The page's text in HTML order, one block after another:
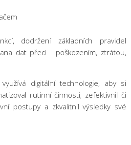
dodržení základních pravidel
dat před poškozením, ztrátou,
digitální technologie, aby si
rutinní činnosti, zefektivnil či
postupy a zkvalitnil výsledky své